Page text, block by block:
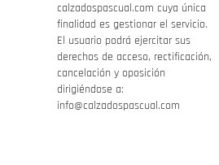
calzadospascual.com cuya única
finalidad es gestionar el servicio.
El usuario podrá ejercitar sus
derechos de acceso, rectificación,
cancelación y oposición
dirigiéndose a:
info@calzadospascual.com